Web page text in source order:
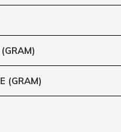
(GRAM)